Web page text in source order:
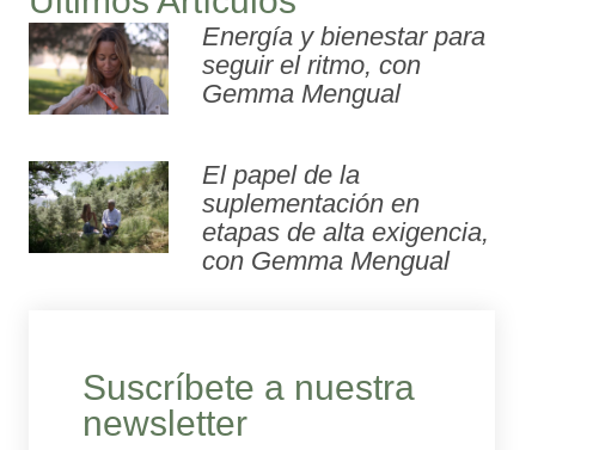
Energía y bienestar para
seguir el ritmo, con
Gemma Mengual
El papel de la
suplementación en
etapas de alta exigencia,
con Gemma Mengual
Suscríbete a nuestra
newsletter